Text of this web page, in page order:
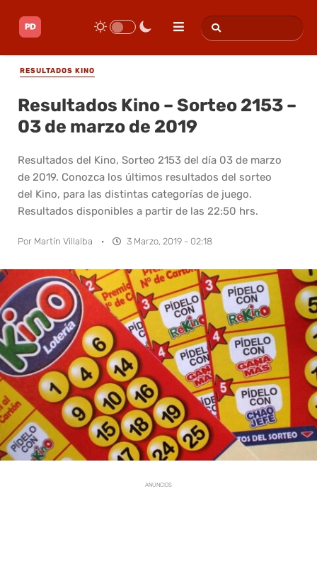
RESULTADOS KINO
Resultados Kino – Sorteo 2153 –
03 de marzo de 2019
Resultados del Kino, Sorteo 2153 del día 03 de marzo
de 2019. Conozca los últimos resultados del sorteo
del Kino, para las distintas categorías de juego.
Resultados disponibles a partir de las 22:50 hrs.
Por Martín Villalba · 3 Marzo, 2019 - 02:18
ANUNCIOS